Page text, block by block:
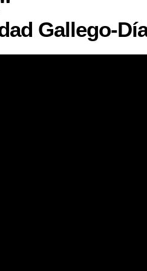
Gallego-